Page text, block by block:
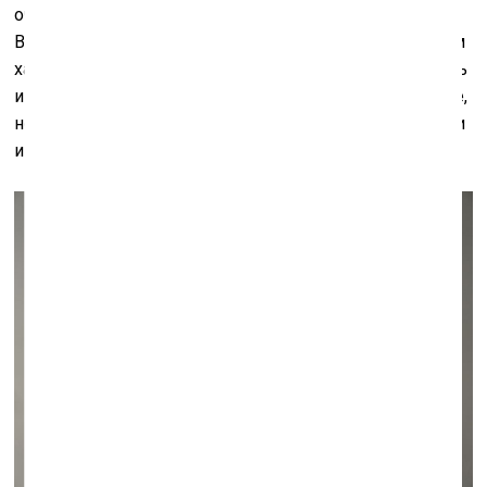
очень много говорят нам о человеческом существе.
Вообще, если рассуждать о своего рода национальном
характере литовского искусства, то, конечно, у нас есть
и очень интеллектуальные вещи, постконцептуальные,
но всё же литовцы очень тянутся к драме, меланхолии
и трагикомедии. Мы ведь посткатолическая страна».